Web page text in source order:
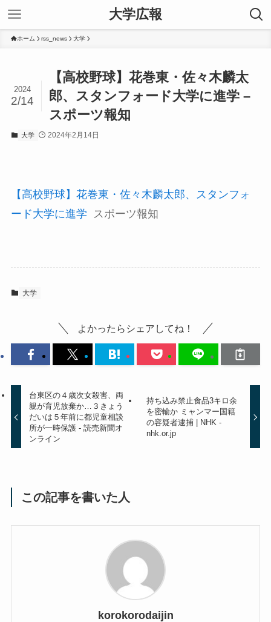
大学広報
ホーム rss_news 大学
【高校野球】花巻東・佐々木麟太
郎、スタンフォード大学に進学 –
スポーツ報知
2024
2/14
大学 2024年2月14日
【高校野球】花巻東・佐々木麟太郎、スタンフォ
ード大学に進学
スポーツ報知
大学
よかったらシェアしてね！
台東区の４歳次女殺害、両
親が育児放棄か…３きょう
だいは５年前に都児童相談
所が一時保護 - 読売新聞オ
ンライン
持ち込み禁止食品3キロ余
を密輸か ミャンマー国籍
の容疑者逮捕 | NHK -
nhk.or.jp
この記事を書いた人
korokorodaijin